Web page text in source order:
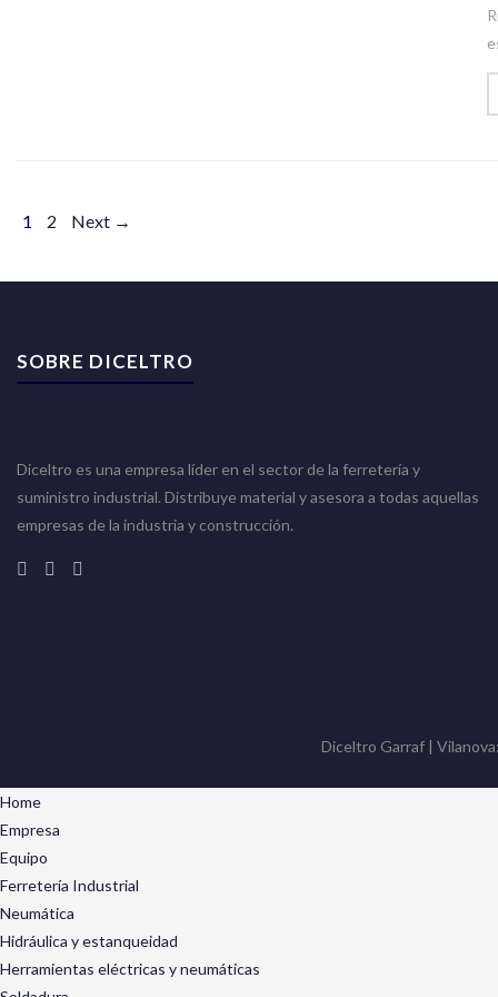
1 2 Next →
SOBRE DICELTRO
Diceltro es una empresa líder en el sector de la ferretería y
suministro industrial. Distribuye material y asesora a todas aquellas
empresas de la industria y construcción.
Diceltro Garraf |
Home
Empresa
Equipo
Ferretería Industrial
Neumática
Hidráulica y estanqueidad
Herramientas eléctricas y neumáticas